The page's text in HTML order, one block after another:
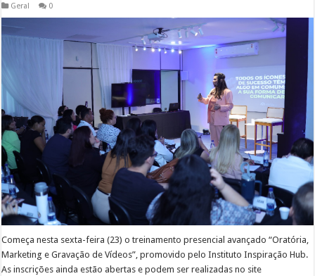
Geral 0
Começa nesta sexta-feira (23) o treinamento presencial avançado “Oratória,
Marketing e Gravação de Vídeos”, promovido pelo Instituto Inspiração Hub.
As inscrições ainda estão abertas e podem ser realizadas no site